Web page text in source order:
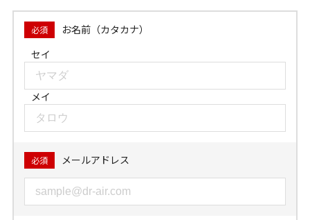
必須
お名前（カタカナ）
セイ
メイ
必須 メールアドレス